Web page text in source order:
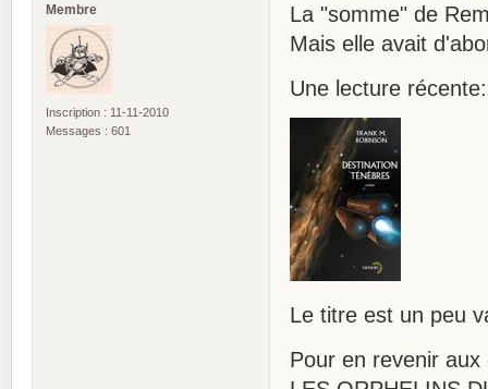
Membre
Inscription : 11-11-2010
Messages : 601
La "somme" de
Mais elle avait
Une lecture récente:
Le titre est un peu
Pour en revenir